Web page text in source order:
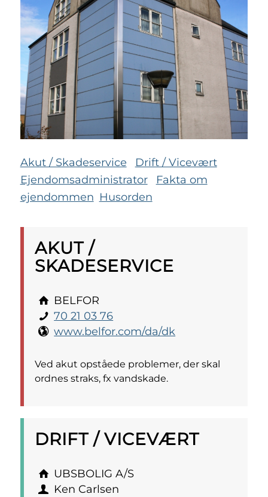
Akut / Skadeservice
Drift / Vicevært
Ejendomsadministrator
Fakta om
ejendommen Husorden
AKUT /
SKADESERVICE
BELFOR
70 21 03 76
www.belfor.com/da/dk
Ved akut opståede problemer, der skal
ordnes straks, fx vandskade.
DRIFT / VICEVÆRT
UBSBOLIG A/S
Ken Carlsen